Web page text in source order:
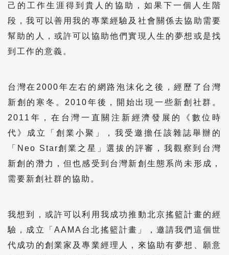
己的工作生涯得到貴人的協助，如果下一個人生階
段，我可以善用我的專業經驗及社會關係去協助需要
幫助的人，或許可以協助他們實現人生的夢想或是找
到工作的意義。
台灣在2000年左右的網路泡沫化之後，經歷了台灣
新創的寒冬。2010年後，開始出現一些新創社群。
2011年，在台灣一直關注新經濟發展的《數位時
代》成立「創業小聚」，我受邀擔任該雜誌舉辦的
「Neo Star創業之星」選拔的評審，我觀察到台灣
新創的潛力，但也感受到台灣新創生態系尚未形成，
需要新創社群的協助。
我想到，或許可以利用我成功推動北京搖籃計畫的經
驗，成立「AAMA台北搖籃計畫」，邀請我們這個世
代成功的創業家及專業經理人，來協助有夢想、願意